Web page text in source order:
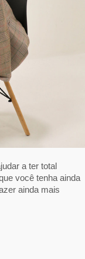
a ter total
você tenha ainda
ainda mais